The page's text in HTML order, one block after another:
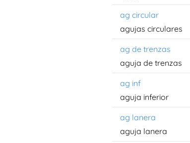
ag circular
agujas circulares
ag de trenzas
aguja de trenzas
ag inf
aguja inferior
ag lanera
aguja lanera